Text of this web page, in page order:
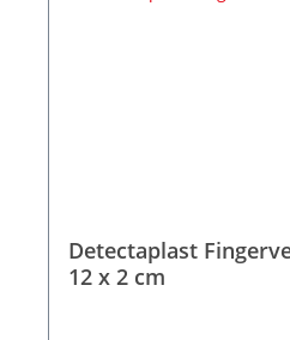
Detectaplast
12 x 2 cm